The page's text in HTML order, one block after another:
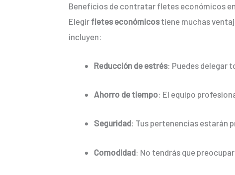
Beneficios de contratar fletes económicos
Elegir fletes económicostiene muchas
incluyen:
Reducción de estrés: Puedes delegar
Ahorro de tiempo: El equipo
Seguridad: Tus pertenencias estarán
Comodidad: No tendrás que